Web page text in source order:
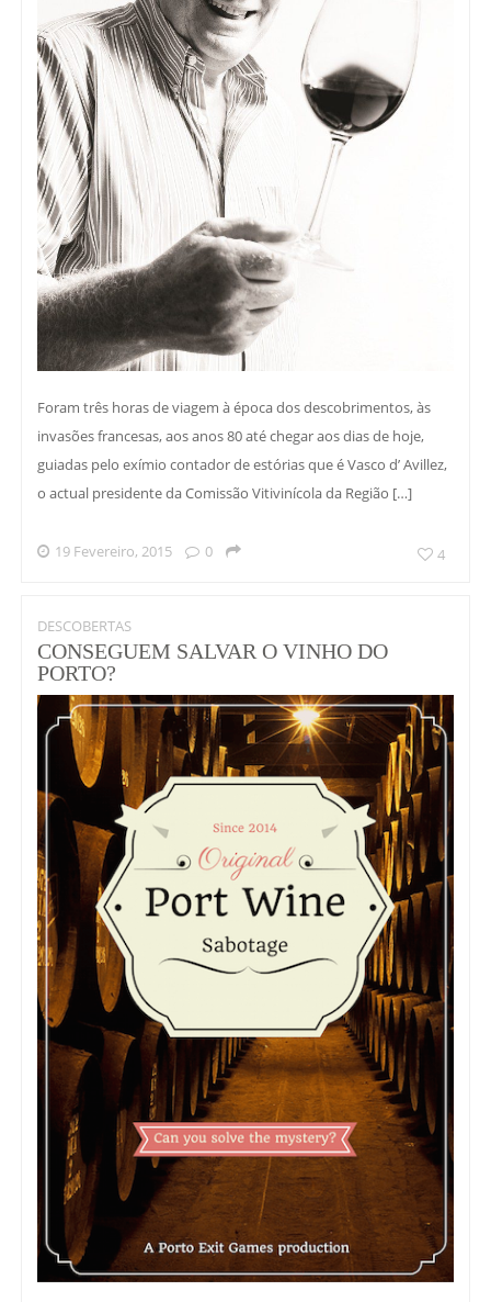
Foram três horas de viagem à época dos descobrimentos, às
invasões francesas, aos anos 80 até chegar aos dias de hoje,
guiadas pelo exímio contador de estórias que é Vasco d’ Avillez,
o actual presidente da Comissão Vitivinícola da Região […]
19 Fevereiro, 2015 0 4
DESCOBERTAS
CONSEGUEM SALVAR O VINHO DO
PORTO?